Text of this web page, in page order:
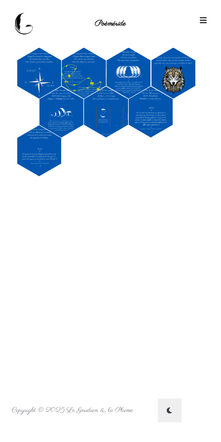
Poèméride
Copyright © 2025 Le Goudron & la Plume.